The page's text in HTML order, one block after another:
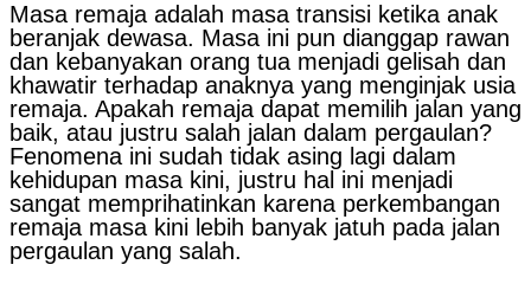
Masa remaja adalah masa transisi ketika anak
beranjak dewasa. Masa ini pun dianggap rawan
dan kebanyakan orang tua menjadi gelisah dan
khawatir terhadap anaknya yang menginjak usia
remaja. Apakah remaja dapat memilih jalan yang
baik, atau justru salah jalan dalam pergaulan?
Fenomena ini sudah tidak asing lagi dalam
kehidupan masa kini, justru hal ini menjadi
sangat memprihatinkan karena perkembangan
remaja masa kini lebih banyak jatuh pada jalan
pergaulan yang salah.